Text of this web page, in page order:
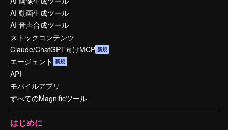
AI 動画生成ツール
AI 音声合成ツール
ストックコンテンツ
Claude/ChatGPT向けMCP 新規
エージェント 新規
API
モバイルアプリ
すべてのMagnificツール
はじめに